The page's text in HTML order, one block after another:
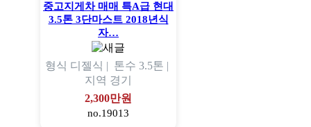
중고지게차 매매 특A급 현대
3.5톤 3단마스트 2018년식
자…
형식 디젤식 | 톤수 3.5톤 |
지역 경기
2,300만원
no.19013